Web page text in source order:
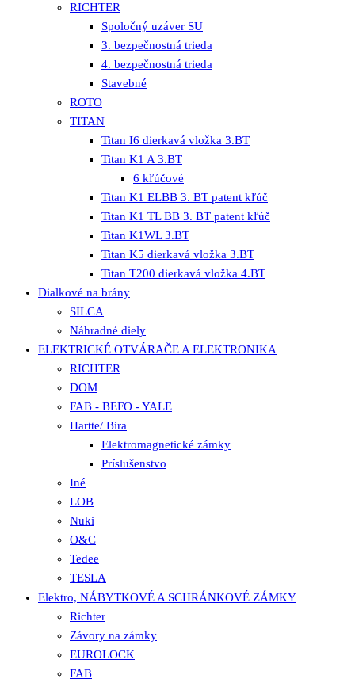
RICHTER
Spoločný uzáver SU
3. bezpečnostná trieda
4. bezpečnostná trieda
Stavebné
ROTO
TITAN
Titan I6 dierkavá vložka 3.BT
Titan K1 A 3.BT
6 kľúčové
Titan K1 ELBB 3. BT patent kľúč
Titan K1 TL BB 3. BT patent kľúč
Titan K1WL 3.BT
Titan K5 dierkavá vložka 3.BT
Titan T200 dierkavá vložka 4.BT
Dialkové na brány
SILCA
Náhradné diely
ELEKTRICKÉ OTVÁRAČE A ELEKTRONIKA
RICHTER
DOM
FAB - BEFO - YALE
Hartte/ Bira
Elektromagnetické zámky
Príslušenstvo
Iné
LOB
Nuki
O&C
Tedee
TESLA
Elektro, NÁBYTKOVÉ A SCHRÁNKOVÉ ZÁMKY
Richter
Závory na zámky
EUROLOCK
FAB